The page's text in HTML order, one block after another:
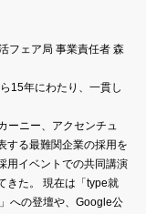
フェア局 事業責任者 森
15年にわたり、一貫し
ーニー、アクセンチュ
する最難関企業の採用を
用イベントでの共同講演
きた。 現在は「type就
への登壇や、Google公